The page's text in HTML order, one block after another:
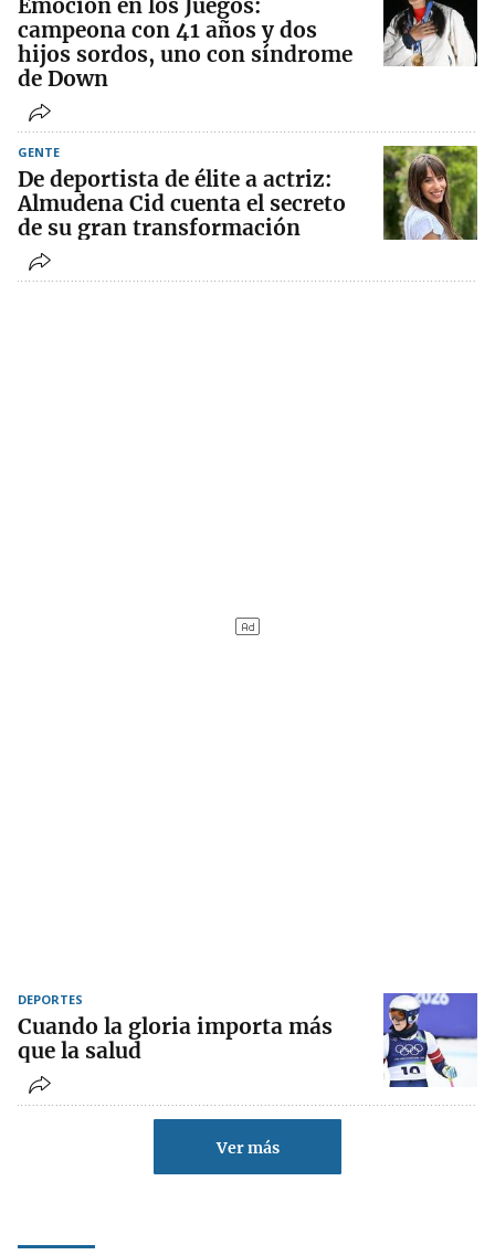
Emoción en los Juegos:
campeona con 41 años y dos
hijos sordos, uno con síndrome
de Down
GENTE
De deportista de élite a actriz:
Almudena Cid cuenta el secreto
de su gran transformación
DEPORTES
Cuando la gloria importa más
que la salud
Ver más